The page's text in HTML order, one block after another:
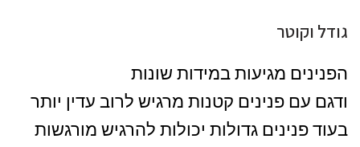
גודל וקוטר
הפנינים מגיעות במידות שונות
ודגם עם פנינים קטנות מרגיש לרוב עדין יותר
בעוד פנינים גדולות יכולות להרגיש מורגשות